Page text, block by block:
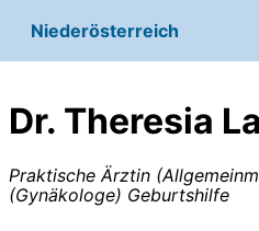
Niederösterreich
Dr. Theresia
Praktische Ärztin
(Gynäkologe) Geburtshilfe